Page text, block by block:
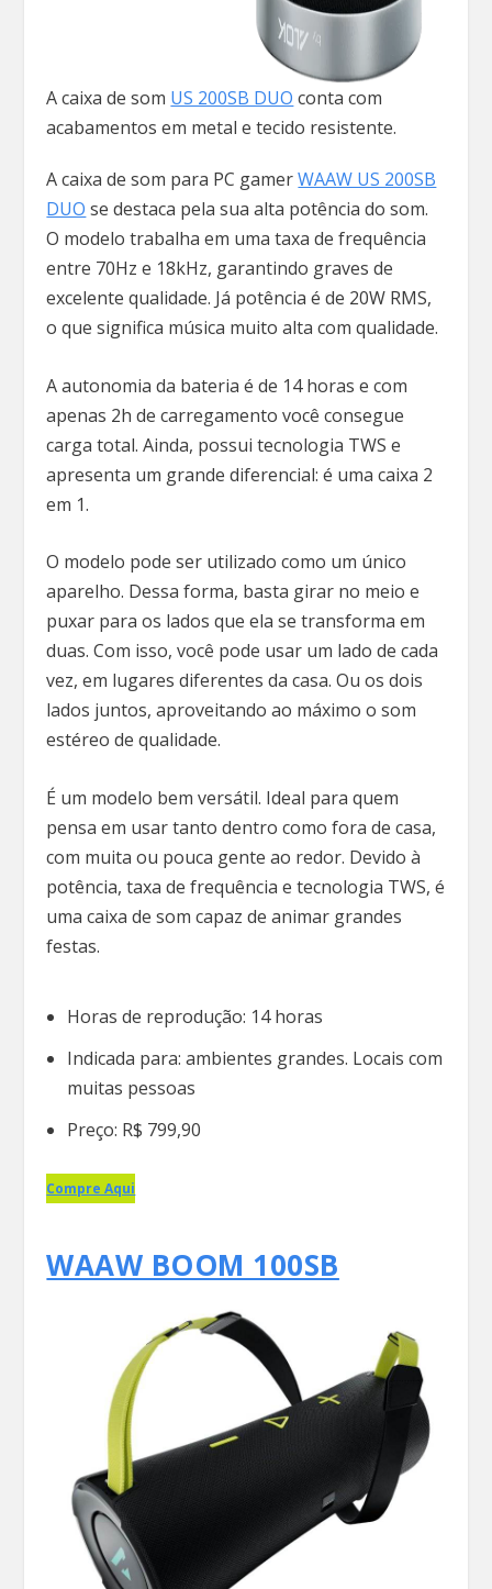
A caixa de som US 200SB DUO conta com
acabamentos em metal e tecido resistente.
A caixa de som para PC gamerWAAW US 200SB
DUO se destaca pela sua alta potência do som.
O modelo trabalha em uma taxa de frequência
entre 70Hz e 18kHz, garantindo graves de
excelente qualidade. Já potência é de 20W RMS,
o que significa música muito alta com qualidade.
A autonomia da bateria é de 14 horas e com
apenas 2h de carregamento você consegue
carga total. Ainda, possui tecnologia TWS e
apresenta um grande diferencial: é uma caixa 2
em 1.
O modelo pode ser utilizado como um único
aparelho. Dessa forma, basta girar no meio e
puxar para os lados que ela se transforma em
duas. Com isso, você pode usar um lado de cada
vez, em lugares diferentes da casa. Ou os dois
lados juntos, aproveitando ao máximo o som
estéreo de qualidade.
É um modelo bem versátil. Ideal para quem
pensa em usar tanto dentro como fora de casa,
com muita ou pouca gente ao redor. Devido à
potência, taxa de frequência e tecnologia TWS, é
uma caixa de som capaz de animar grandes
festas.
Horas de reprodução: 14 horas
Indicada para: ambientes grandes. Locais com
muitas pessoas
Preço: R$ 799,90
Compre Aqui
WAAW BOOM 100SB